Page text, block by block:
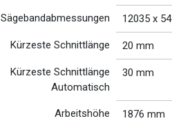
Sägebandabmessungen 12035 x
Kürzeste Schnittlänge 20 mm
Kürzeste Schnittlänge
Automatisch
30 mm
Arbeitshöhe 1876 mm